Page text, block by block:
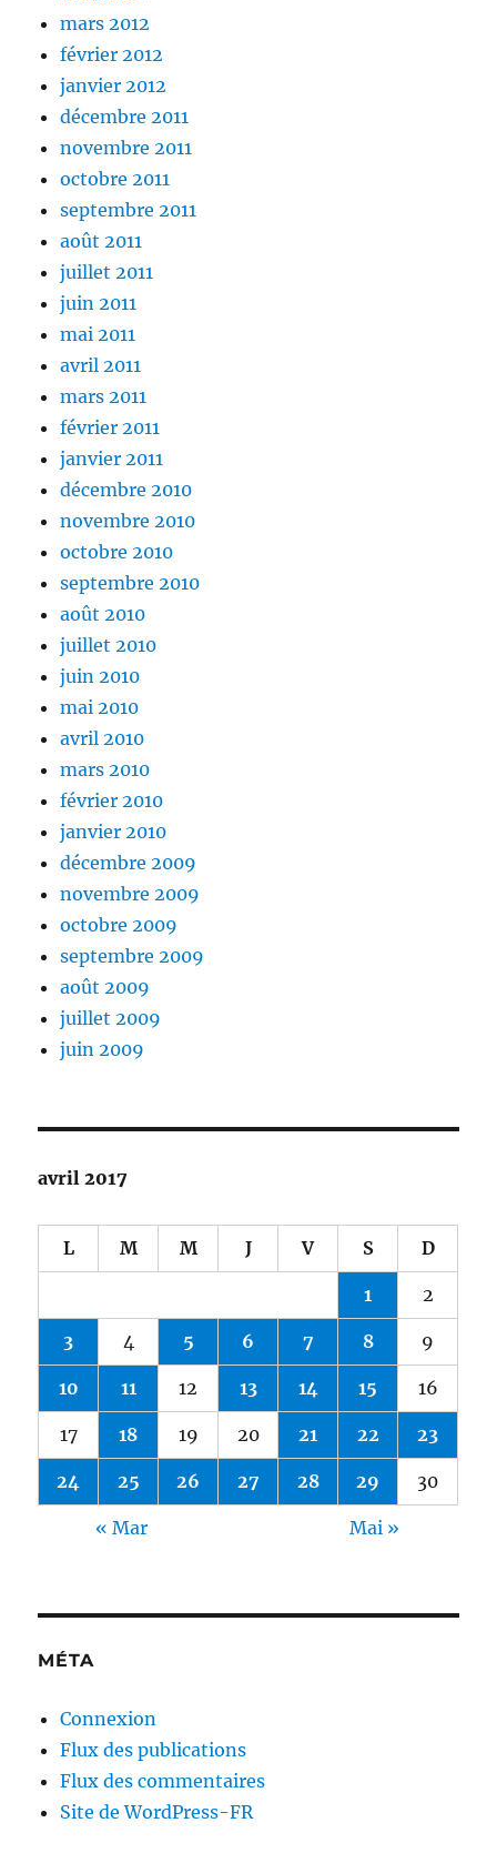
mars 2012
février 2012
janvier 2012
décembre 2011
novembre 2011
octobre 2011
septembre 2011
août 2011
juillet 2011
juin 2011
mai 2011
avril 2011
mars 2011
février 2011
janvier 2011
décembre 2010
novembre 2010
octobre 2010
septembre 2010
août 2010
juillet 2010
juin 2010
mai 2010
avril 2010
mars 2010
février 2010
janvier 2010
décembre 2009
novembre 2009
octobre 2009
septembre 2009
août 2009
juillet 2009
juin 2009
avril 2017
L M M J V S D
1 2
3 4 5 6 7 8 9
10 11 12 13 14 15 16
17 18 19 20 21 22 23
24 25 26 27 28 29 30
« Mar Mai »
MÉTA
Connexion
Flux des publications
Flux des commentaires
Site de WordPress-FR